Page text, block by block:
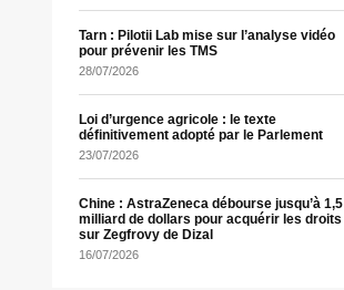
Tarn : Pilotii Lab mise sur l’analyse vidéo
pour prévenir les TMS
28/07/2026
Loi d’urgence agricole : le texte
définitivement adopté par le Parlement
23/07/2026
Chine : AstraZeneca débourse jusqu’à 1,5
milliard de dollars pour acquérir les droits
sur Zegfrovy de Dizal
16/07/2026